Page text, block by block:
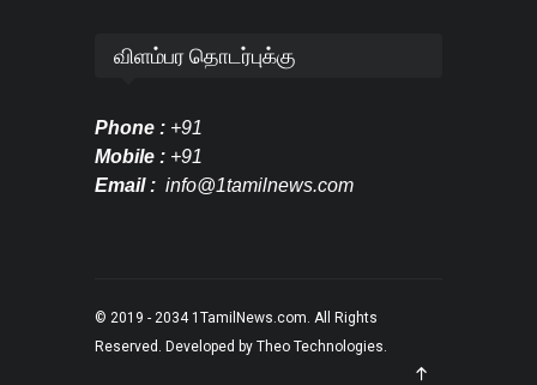
விளம்பர தொடர்புக்கு
Phone : +91
Mobile : +91
Email : info@1tamilnews.com
© 2019 - 2034 1TamilNews.com. All Rights
Reserved. Developed by Theo Technologies.